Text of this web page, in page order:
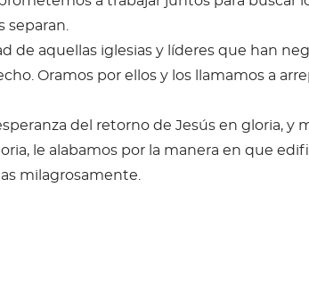
separan.
de aquellas iglesias y líderes que han
Oramos por ellos y los llamamos a
del retorno de Jesús en gloria, y
le alabamos por la manera en que
milagrosamente.